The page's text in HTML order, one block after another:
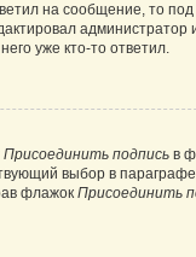
на сообщение, то
администратор
уже кто-то ответил.
Присоединить подпись в
выбор в
флажок Присоединить